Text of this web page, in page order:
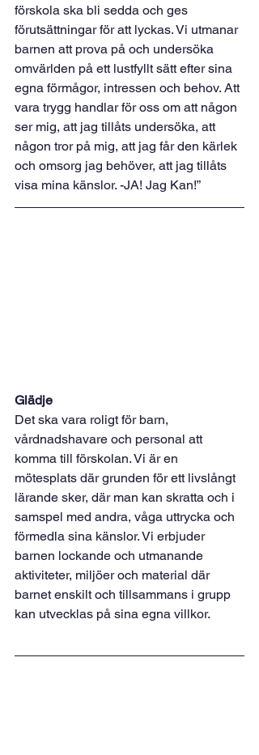
förskola ska bli sedda och ges
förutsättningar för att lyckas. Vi utmanar
barnen att prova på och undersöka
omvärlden på ett lustfyllt sätt efter sina
egna förmågor, intressen och behov. Att
vara trygg handlar för oss om att någon
ser mig, att jag tillåts undersöka, att
någon tror på mig, att jag får den kärlek
och omsorg jag behöver, att jag tillåts
visa mina känslor. -JA! Jag Kan!”
Glädje
Det ska vara roligt för barn,
vårdnadshavare och personal att
komma till förskolan. Vi är en
mötesplats där grunden för ett livslångt
lärande sker, där man kan skratta och i
samspel med andra, våga uttrycka och
förmedla sina känslor. Vi erbjuder
barnen lockande och utmanande
aktiviteter, miljöer och material där
barnet enskilt och tillsammans i grupp
kan utvecklas på sina egna villkor.